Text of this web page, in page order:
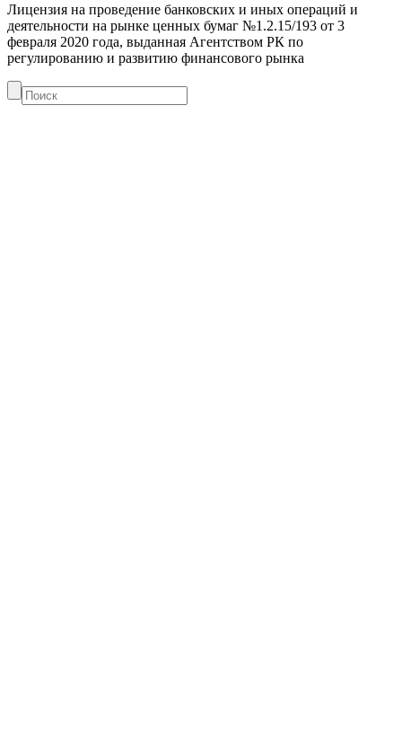
Лицензия на проведение банковских и иных операций и
деятельности на рынке ценных бумаг №1.2.15/193 от 3
февраля 2020 года, выданная Агентством РК по
регулированию и развитию финансового рынка